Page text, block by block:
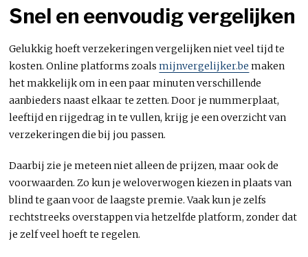
Snel en eenvoudig vergelijken
Gelukkig hoeft verzekeringen vergelijken niet veel tijd te
kosten. Online platforms zoalsmijnvergelijker.be maken
het makkelijk om in een paar minuten verschillende
aanbieders naast elkaar te zetten. Door je nummerplaat,
leeftijd en rijgedrag in te vullen, krijg je een overzicht van
verzekeringen die bij jou passen.
Daarbij zie je meteen niet alleen de prijzen, maar ook de
voorwaarden. Zo kun je weloverwogen kiezen in plaats van
blind te gaan voor de laagste premie. Vaak kun je zelfs
rechtstreeks overstappen via hetzelfde platform, zonder dat
je zelf veel hoeft te regelen.